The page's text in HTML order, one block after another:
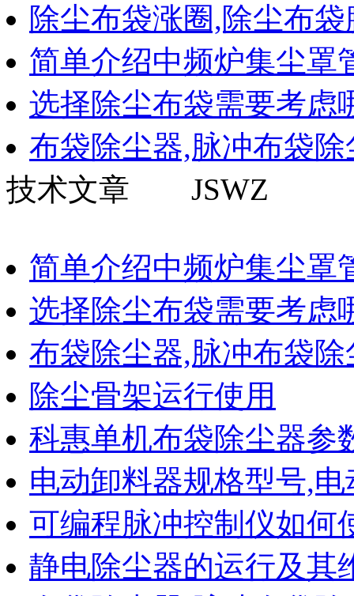
除尘布袋涨圈,除尘布
简单介绍中频炉集尘罩
选择除尘布袋需要考虑
布袋除尘器,脉冲布袋除
技术文章 JSWZ
简单介绍中频炉集尘罩
选择除尘布袋需要考虑
布袋除尘器,脉冲布袋除
除尘骨架运行使用
科惠单机布袋除尘器参
电动卸料器规格型号,
可编程脉冲控制仪如何
静电除尘器的运行及其